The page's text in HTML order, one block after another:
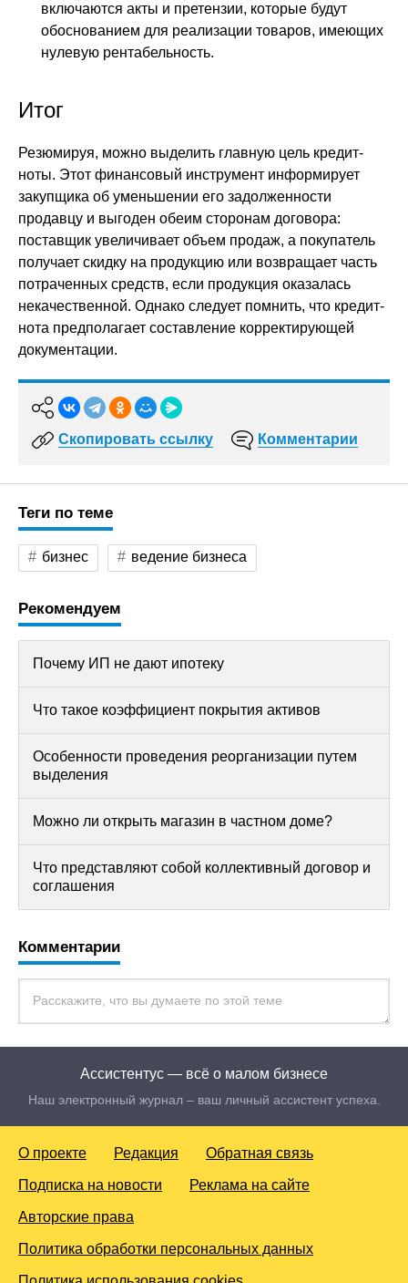
включаются акты и претензии, которые будут
обоснованием для реализации товаров, имеющих
нулевую рентабельность.
Итог
Резюмируя, можно выделить главную цель кредит-
ноты. Этот финансовый инструмент информирует
закупщика об уменьшении его задолженности
продавцу и выгоден обеим сторонам договора:
поставщик увеличивает объем продаж, а покупатель
получает скидку на продукцию или возвращает часть
потраченных средств, если продукция оказалась
некачественной. Однако следует помнить, что кредит-
нота предполагает составление корректирующей
документации.
Скопировать ссылку Комментарии
Теги по теме
бизнес ведение бизнеса
Рекомендуем
Почему ИП не дают ипотеку
Что такое коэффициент покрытия активов
Особенности проведения реорганизации путем
выделения
Можно ли открыть магазин в частном доме?
Что представляют собой коллективный договор и
соглашения
Комментарии
Ассистентус — всё о малом бизнесе
Наш электронный журнал – ваш личный ассистент успеха.
О проекте Редакция Обратная связь
Подписка на новости Реклама на сайте
Авторские права
Политика обработки персональных данных